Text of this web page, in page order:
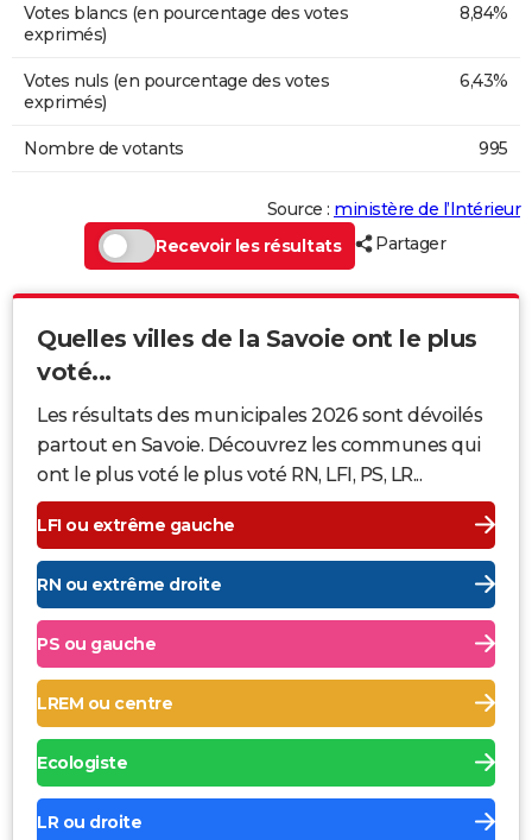
Votes blancs (en pourcentage des votes
exprimés)
8,84%
Votes nuls (en pourcentage des votes
exprimés)
6,43%
Nombre de votants 995
Source : ministère de l’Intérieur
Recevoir les résultats
Partager
Quelles villes de la Savoie ont le plus
voté...
Les résultats des municipales 2026 sont dévoilés
partout en Savoie. Découvrez les communes qui
ont le plus voté le plus voté RN, LFI, PS, LR...
LFI ou extrême gauche
RN ou extrême droite
PS ou gauche
LREM ou centre
Ecologiste
LR ou droite